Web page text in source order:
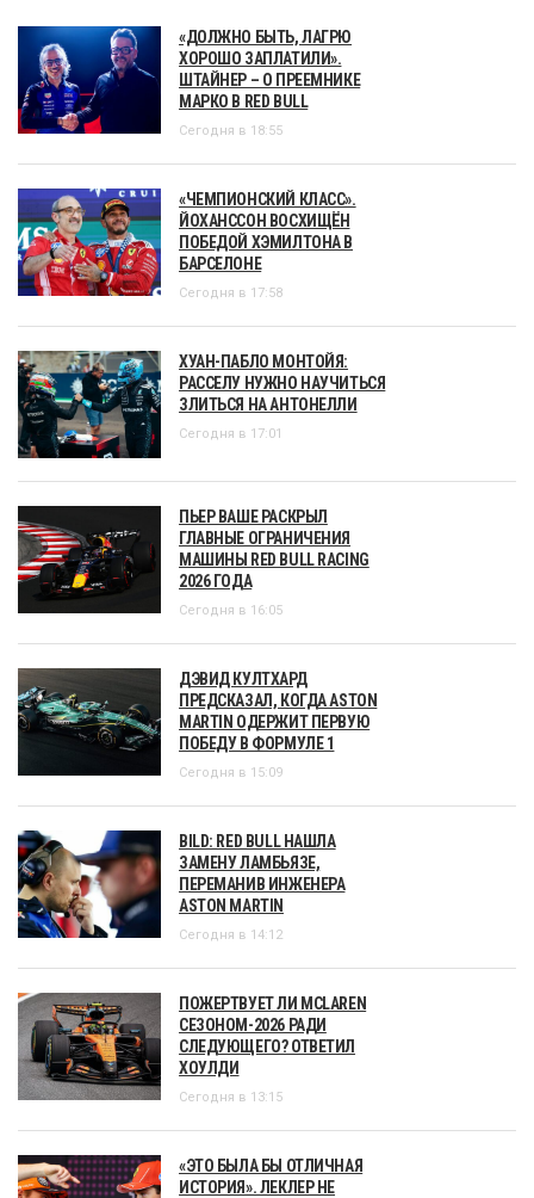
«ДОЛЖНО БЫТЬ, ЛАГРЮ
ХОРОШО ЗАПЛАТИЛИ».
ШТАЙНЕР – О ПРЕЕМНИКЕ
МАРКО В RED BULL
Сегодня в 18:55
«ЧЕМПИОНСКИЙ КЛАСС».
ЙОХАНССОН ВОСХИЩЁН
ПОБЕДОЙ ХЭМИЛТОНА В
БАРСЕЛОНЕ
Сегодня в 17:58
ХУАН-ПАБЛО МОНТОЙЯ:
РАССЕЛУ НУЖНО НАУЧИТЬСЯ
ЗЛИТЬСЯ НА АНТОНЕЛЛИ
Сегодня в 17:01
ПЬЕР ВАШЕ РАСКРЫЛ
ГЛАВНЫЕ ОГРАНИЧЕНИЯ
МАШИНЫ RED BULL RACING
2026 ГОДА
Сегодня в 16:05
ДЭВИД КУЛТХАРД
ПРЕДСКАЗАЛ, КОГДА ASTON
MARTIN ОДЕРЖИТ ПЕРВУЮ
ПОБЕДУ В ФОРМУЛЕ 1
Сегодня в 15:09
BILD: RED BULL НАШЛА
ЗАМЕНУ ЛАМБЬЯЗЕ,
ПЕРЕМАНИВ ИНЖЕНЕРА
ASTON MARTIN
Сегодня в 14:12
ПОЖЕРТВУЕТ ЛИ MCLAREN
СЕЗОНОМ-2026 РАДИ
СЛЕДУЮЩЕГО? ОТВЕТИЛ
ХОУЛДИ
Сегодня в 13:15
«ЭТО БЫЛА БЫ ОТЛИЧНАЯ
ИСТОРИЯ». ЛЕКЛЕР НЕ